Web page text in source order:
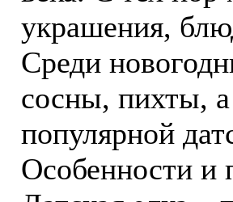
украшения,
Среди
сосны, пихты, а
популярной
Особенности и